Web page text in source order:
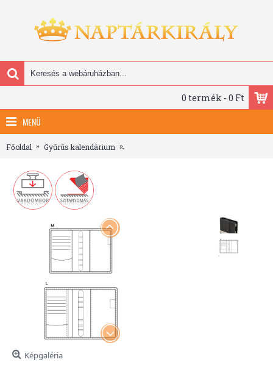
0 termék - 0 Ft
MENÜ
Főoldal Gyűrűs kalendárium
Képgaléria